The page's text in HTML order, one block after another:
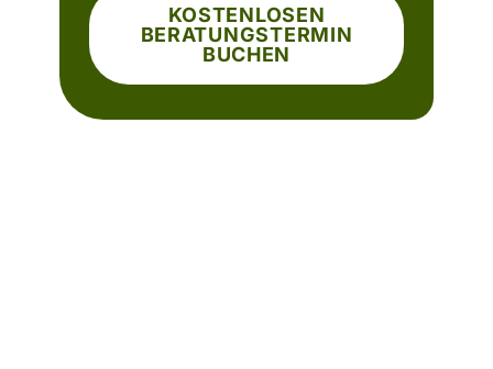
KOSTENLOSEN
BERATUNGSTERMIN
BUCHEN